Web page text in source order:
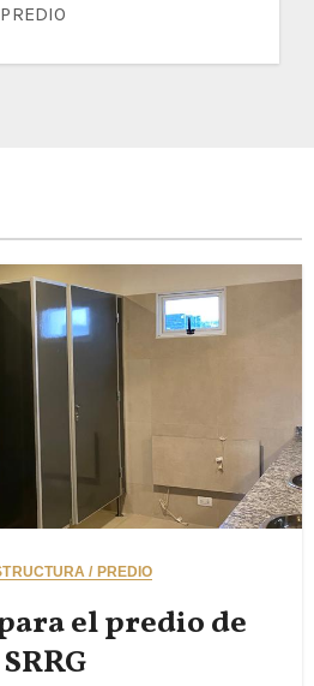
/ PREDIO
el predio de
SRRG